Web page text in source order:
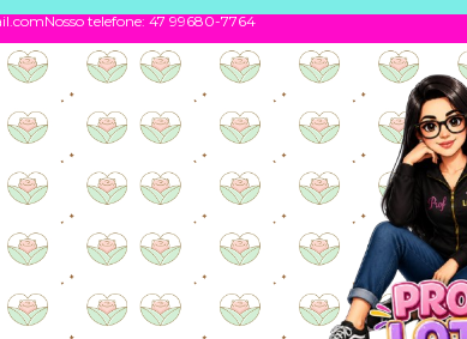
Nosso telefone: 47 99680-7764